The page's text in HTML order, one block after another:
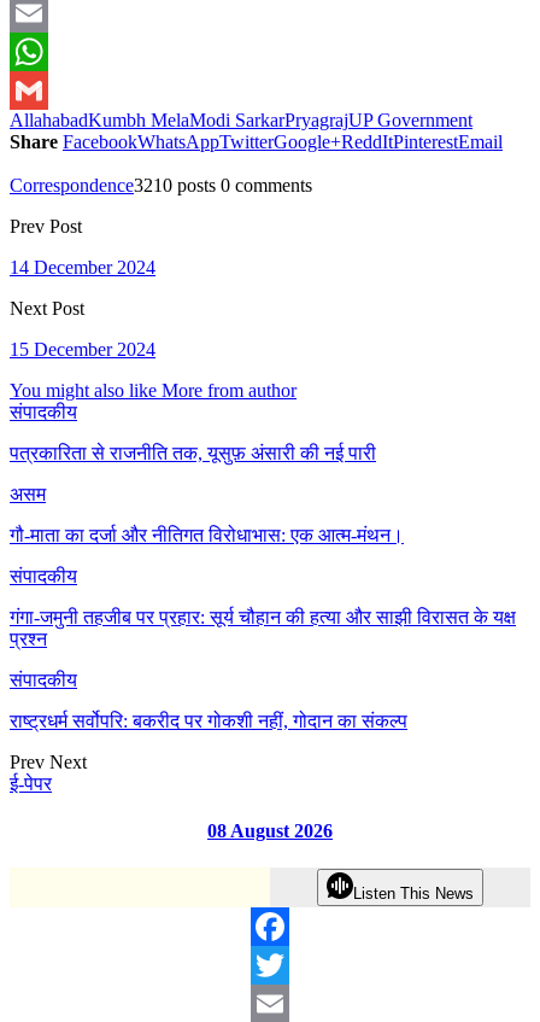
Twitter
Email
WhatsApp
Gmail
AllahabadKumbh MelaModi SarkarPryagrajUP Government
Share FacebookWhatsAppTwitterGoogle+ReddItPinterestEmail
Correspondence3210 posts 0 comments
Prev Post
14 December 2024
Next Post
15 December 2024
You might also like More from author
संपादकीय
पत्रकारिता से राजनीति तक, यूसुफ़ अंसारी की नई पारी
असम
गौ-माता का दर्जा और नीतिगत विरोधाभास: एक आत्म-मंथन।
संपादकीय
गंगा-जमुनी तहजीब पर प्रहार: सूर्य चौहान की हत्या और साझी विरासत के यक्ष
प्रश्न
संपादकीय
राष्ट्रधर्म सर्वोपरि: बकरीद पर गोकशी नहीं, गोदान का संकल्प
Prev Next
ई-पेपर
08 August 2026
Listen This News
Facebook
Twitter